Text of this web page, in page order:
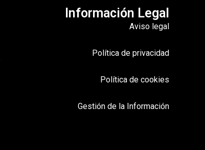
Información Legal
Aviso legal
Política de privacidad
Política de cookies
Gestión de la Información